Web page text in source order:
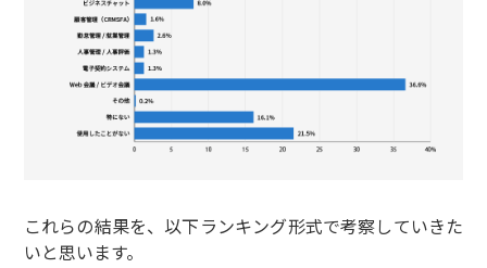
これらの結果を、以下ランキング形式で考察していきた
いと思います。